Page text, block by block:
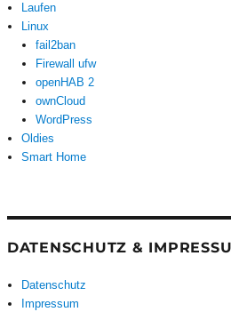
Laufen
Linux
fail2ban
Firewall ufw
openHAB 2
ownCloud
WordPress
Oldies
Smart Home
DATENSCHUTZ &
Datenschutz
Impressum